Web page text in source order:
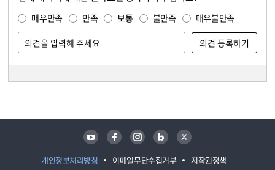
매우만족 만족 보통 불만족 매우불만족
개인정보처리방침 이메일무단수집거부 저작권정책
유튜브 페이스북 인스타그램 블로그 트위터